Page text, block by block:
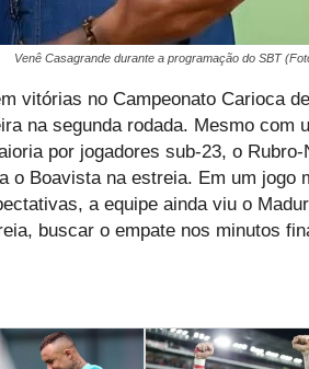
Venê Casagrande durante a programação do SBT
vitórias no Campeonato Carioca
na segunda rodada. Mesmo com
por jogadores sub-23, o Rubro-
o Boavista na estreia. Em um jogo
a equipe ainda viu o
buscar o empate nos minutos